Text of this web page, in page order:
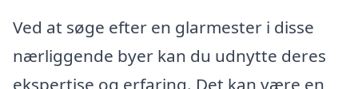
Ved at søge efter en glarmester i disse
nærliggende byer kan du udnytte deres